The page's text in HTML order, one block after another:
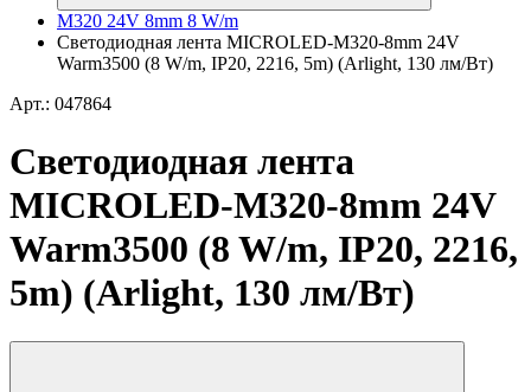
M320 24V 8mm 8 W/m
Светодиодная лента MICROLED-M320-8mm 24V
Warm3500 (8 W/m, IP20, 2216, 5m) (Arlight, 130 лм/Вт)
Арт.: 047864
Светодиодная лента
MICROLED-M320-8mm 24V
Warm3500 (8 W/m, IP20, 2216,
5m) (Arlight, 130 лм/Вт)